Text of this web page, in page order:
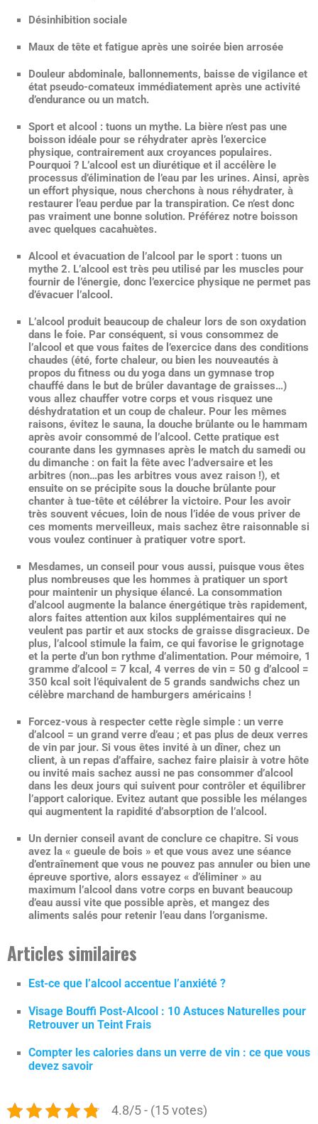
Désinhibition sociale
Maux de tête et fatigue après une soirée bien arrosée
Douleur abdominale, ballonnements, baisse de vigilance et
état pseudo-comateux immédiatement après une activité
d’endurance ou un match.
Sport et alcool : tuons un mythe. La bière n’est pas une
boisson idéale pour se réhydrater après l’exercice
physique, contrairement aux croyances populaires.
Pourquoi ? L’alcool est un diurétique et il accélère le
processus d’élimination de l’eau par les urines. Ainsi, après
un effort physique, nous cherchons à nous réhydrater, à
restaurer l’eau perdue par la transpiration. Ce n’est donc
pas vraiment une bonne solution. Préférez notre boisson
avec quelques cacahuètes.
Alcool et évacuation de l’alcool par le sport : tuons un
mythe 2. L’alcool est très peu utilisé par les muscles pour
fournir de l’énergie, donc l’exercice physique ne permet pas
d’évacuer l’alcool.
L’alcool produit beaucoup de chaleur lors de son oxydation
dans le foie. Par conséquent, si vous consommez de
l’alcool et que vous faites de l’exercice dans des conditions
chaudes (été, forte chaleur, ou bien les nouveautés à
propos du fitness ou du yoga dans un gymnase trop
chauffé dans le but de brûler davantage de graisses…)
vous allez chauffer votre corps et vous risquez une
déshydratation et un coup de chaleur. Pour les mêmes
raisons, évitez le sauna, la douche brûlante ou le hammam
après avoir consommé de l’alcool. Cette pratique est
courante dans les gymnases après le match du samedi ou
du dimanche : on fait la fête avec l’adversaire et les
arbitres (non…pas les arbitres vous avez raison !), et
ensuite on se précipite sous la douche brûlante pour
chanter à tue-tête et célébrer la victoire. Pour les avoir
très souvent vécues, loin de nous l’idée de vous priver de
ces moments merveilleux, mais sachez être raisonnable si
vous voulez continuer à pratiquer votre sport.
Mesdames, un conseil pour vous aussi, puisque vous êtes
plus nombreuses que les hommes à pratiquer un sport
pour maintenir un physique élancé. La consommation
d’alcool augmente la balance énergétique très rapidement,
alors faites attention aux kilos supplémentaires qui ne
veulent pas partir et aux stocks de graisse disgracieux. De
plus, l’alcool stimule la faim, ce qui favorise le grignotage
et la perte d’un bon rythme d’alimentation. Pour mémoire, 1
gramme d’alcool = 7 kcal, 4 verres de vin = 50 g d’alcool =
350 kcal soit l’équivalent de 5 grands sandwichs chez un
célèbre marchand de hamburgers américains !
Forcez-vous à respecter cette règle simple : un verre
d’alcool = un grand verre d’eau ; et pas plus de deux verres
de vin par jour. Si vous êtes invité à un dîner, chez un
client, à un repas d’affaire, sachez faire plaisir à votre hôte
ou invité mais sachez aussi ne pas consommer d’alcool
dans les deux jours qui suivent pour contrôler et équilibrer
l’apport calorique. Evitez autant que possible les mélanges
qui augmentent la rapidité d’absorption de l’alcool.
Un dernier conseil avant de conclure ce chapitre. Si vous
avez la « gueule de bois » et que vous avez une séance
d’entraînement que vous ne pouvez pas annuler ou bien une
épreuve sportive, alors essayez « d’éliminer » au
maximum l’alcool dans votre corps en buvant beaucoup
d’eau aussi vite que possible après, et mangez des
aliments salés pour retenir l’eau dans l’organisme.
Articles similaires
Est-ce que l’alcool accentue l’anxiété ?
Visage Bouffi Post-Alcool : 10 Astuces Naturelles pour
Retrouver un Teint Frais
Compter les calories dans un verre de vin : ce que vous
devez savoir
4.8/5 - (15 votes)